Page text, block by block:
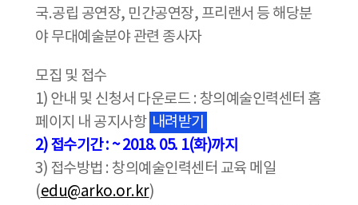
국.공립 공연장, 민간공연장, 프리랜서 등 해당분
야 무대예술분야 관련 종사자
모집 및 접수
1) 안내 및 신청서 다운로드 : 창의예술인력센터 홈
페이지 내 공지사항 내려받기
2) 접수기간 : ~ 2018. 05. 1(화)까지
3) 접수방법 : 창의예술인력센터 교육 메일
(edu@arko.or.kr)